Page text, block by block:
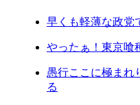
早くも軽薄な政党
やったぁ！東京喰
愚行ここに極まれ
る